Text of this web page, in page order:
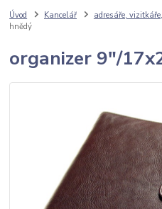
Úvod Kancelář adresáře,
hnědý
organizer 9"/